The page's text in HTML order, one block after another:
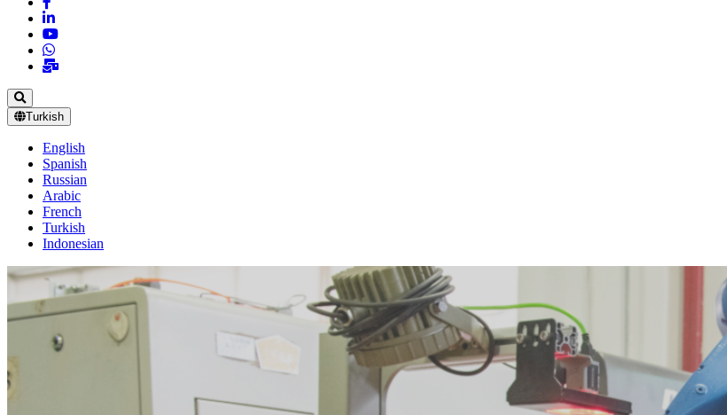
Turkish
English
Spanish
Russian
Arabic
French
Turkish
Indonesian